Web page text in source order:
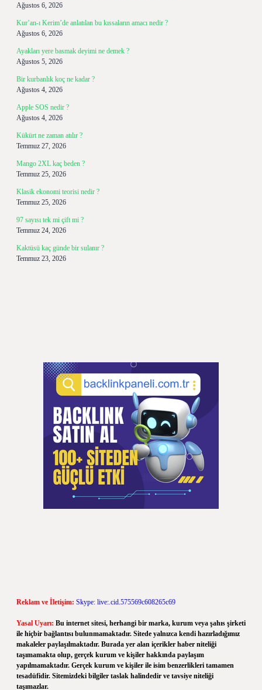
Ağustos 6, 2026
Kur’an-ı Kerim’de anlatılan bu kıssaların amacı nedir ?
Ağustos 6, 2026
Ayakları yere basmak deyimi ne demek ?
Ağustos 5, 2026
Bir kurbanlık koç ne kadar ?
Ağustos 4, 2026
Apple SOS nedir ?
Ağustos 4, 2026
Kükürt ne zaman atılır ?
Temmuz 27, 2026
Mango 2XL kaç beden ?
Temmuz 25, 2026
Klasik ekonomi teorisi nedir ?
Temmuz 25, 2026
97 sayısı tek mi çift mi ?
Temmuz 24, 2026
Kaktüsü kaç günde bir sulanır ?
Temmuz 23, 2026
Reklam ve İletişim: Skype: live:.cid.575569c608265c69
Yasal Uyarı: Bu internet sitesi, herhangi bir marka, kurum veya şahıs şirketi
ile hiçbir bağlantısı bulunmamaktadır. Sitede yalnızca kendi hazırladığımız
makaleler paylaşılmaktadır. Burada yer alan içerikler haber niteliği
taşımamakta olup, gerçek kurum ve kişiler hakkında paylaşım
yapılmamaktadır. Gerçek kurum ve kişiler ile isim benzerlikleri tamamen
tesadüfidir. Sitemizdeki bilgiler taslak halindedir ve tavsiye niteliği
taşımazlar.